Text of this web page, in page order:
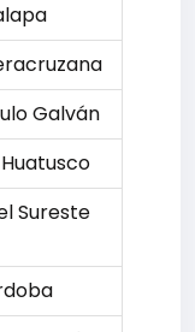
Galván
Sureste